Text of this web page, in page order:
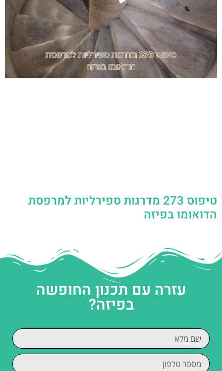
טיפוס 273 מדרגות ספירליות למרפסת
הדואומו בפיזה
עזרה עם תכנון החופשה
בפיזה?